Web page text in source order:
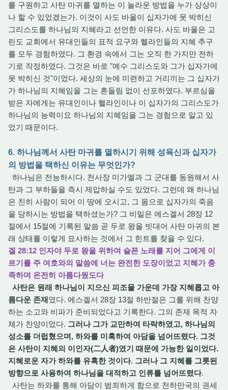
를 구원하고 사탄 마귀를 멸하는 이 놀라운 방법을 누가 상상이
나 할 수 있었겠는가. 이것이 사도 바울이 십자가에 못 박히신
그리스도를 하나님의 지혜라고 선언한 이유다. 사도 바울은 고
린도 교회에서 유대인들의 표적 요구와 헬라인들의 지혜 추구
를 모두 경험하였다. 그 환경 속에서 그는 오직 한 가지만 전하
기로 작정하였다. 그것은 바로 "예수 그리스도와 그가 십자가에
못 박히신 것"이었다. 세상의 눈에 미련하고 거리끼는 그 십자가
가 하나님의 지혜임을 그는 흔들림 없이 선포하였다. 부르심을
받은 자에게는 유대인이나 헬라인이나 이 십자가의 그리스도가
하나님의 능력이요 하나님의 지혜임을 그는 경험으로 알고 있
었기 때문이다.
6. 하나님께서 사탄 마귀를 멸하시기 위해 성육신과 십자가
의 방법을 택하신 이유는 무엇인가?
하나님은 전능하시다. 천사장 미가엘과 그 군대를 동원해서 사
탄과 그 부하들을 즉시 제압하실 수도 있었다. 그런데 왜 하나님
은 친히 사람이 되어 이 땅에 오시고, 그 몸으로 십자가의 죽음
을 당하시는 방법을 택하셨는가? 그 비밀은 에스겔서 28장 12
절에서 15절에 기록된 말씀 곧 두로 왕을 빗대어 사탄 마귀의 본
래 상태를 이렇게 묘사하는 것에서 그 힌트를 찾을 수 있다.
겔 28:12 인자야 두로 왕을 위하여 슬픈 노래를 지어 그에게 이
르기를 주 여호와의 말씀에 너는 완전한 도장이었고 지혜가 충
족하며 온전히 아름다웠도다
사탄은 원래 하나님이 지으신 피조물 가운데 가장 지혜롭고 아
름다운 존재였다. 에스겔서 28장 13절 하반절은 그를 위해 찬양
하는 소고와 비파가 준비되었다고 기록한다. 그의 존재 목적 자
체가 찬양이었다. 그러나 그가 교만하여 타락하였고, 하나님의
성소를 더럽혔으며, 하와를 미혹하여 아담을 넘어뜨렸다. 그것
은 사탄이 지혜의 이인자(二人者)였기 때문에 가능한 일이었다.
지혜로운 자가 하와를 유혹한 것이다. 그러나 그 지혜를 그릇된
방향으로 사용하여 하나님을 대적하고 인류를 넘어뜨렸다.
사탄는 하와를 통해 아담이 범죄하게 함으로 천하만국의 권세